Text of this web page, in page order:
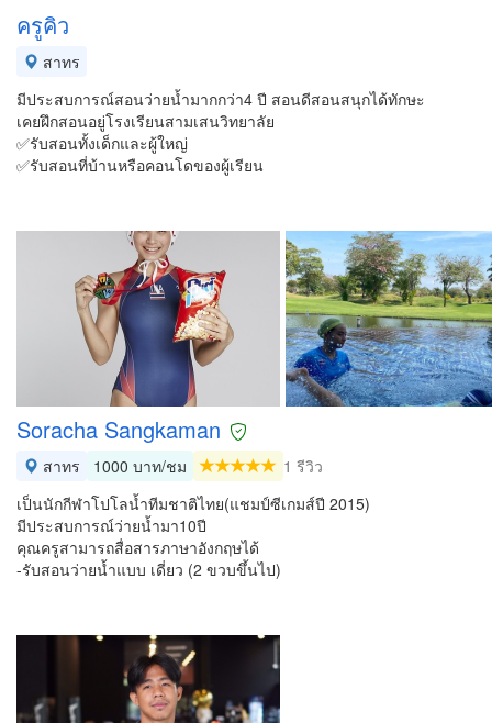
ครูคิว
สาทร
มีประสบการณ์สอนว่ายน้ำมากกว่า4 ปี สอนดีสอนสนุกได้ทักษะ
เคยฝึกสอนอยู่โรงเรียนสามเสนวิทยาลัย
✅รับสอนทั้งเด็กและผู้ใหญ่
✅รับสอนที่บ้านหรือคอนโดของผู้เรียน
Soracha Sangkaman
สาทร 1000 บาท/ชม
1 รีวิว
เป็นนักกีฬาโปโลน้ำทีมชาติไทย(แชมป์ซีเกมส์ปี 2015)
มีประสบการณ์ว่ายน้ำมา10ปี
คุณครูสามารถสื่อสารภาษาอังกฤษได้
-รับสอนว่ายน้ำแบบ เดี่ยว (2 ขวบขึ้นไป)